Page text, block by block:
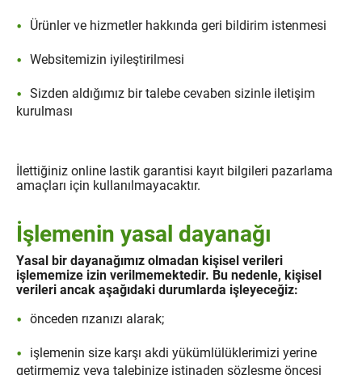
Ürünler ve hizmetler hakkında geri bildirim istenmesi
Websitemizin iyileştirilmesi
Sizden aldığımız bir talebe cevaben sizinle iletişim
kurulması
İlettiğiniz online lastik garantisi kayıt bilgileri pazarlama
amaçları için kullanılmayacaktır.
İşlemenin yasal dayanağı
Yasal bir dayanağımız olmadan kişisel verileri
işlememize izin verilmemektedir. Bu nedenle, kişisel
verileri ancak aşağıdaki durumlarda işleyeceğiz:
önceden rızanızı alarak;
işlemenin size karşı akdi yükümlülüklerimizi yerine
getirmemiz veya talebinize istinaden sözleşme öncesi